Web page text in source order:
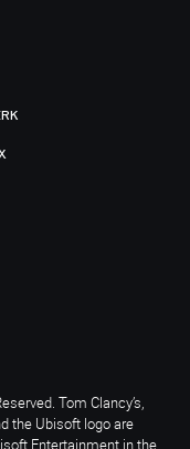
Tom Clancy’s,
the Ubisoft logo are
Entertainment in the